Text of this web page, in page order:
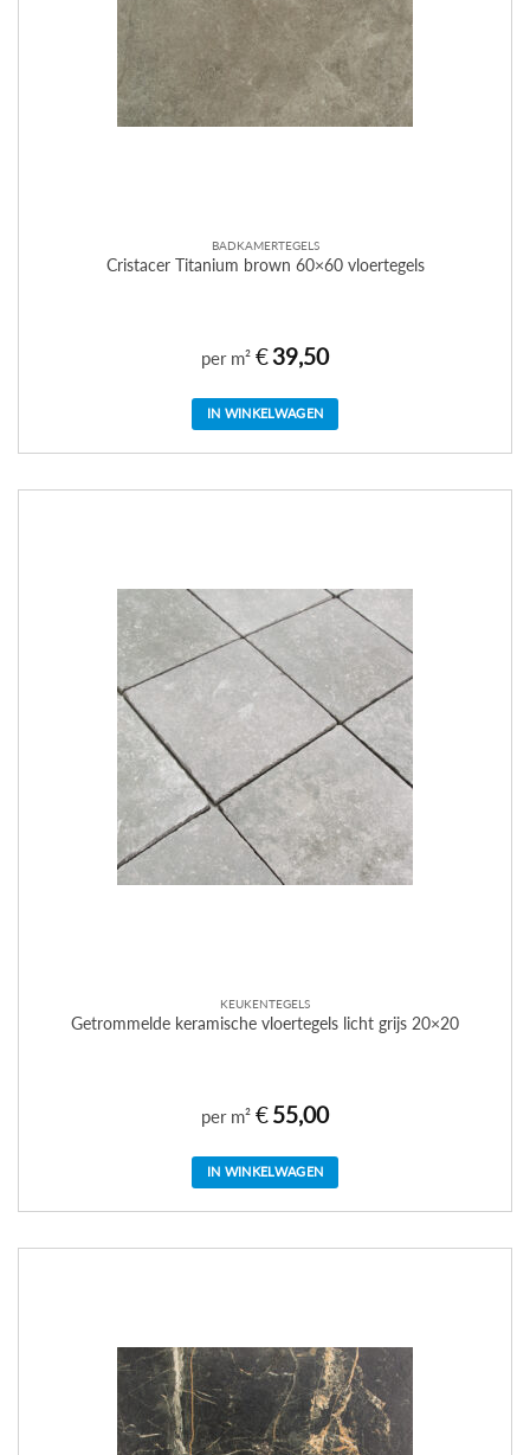
BADKAMERTEGELS
Cristacer Titanium brown 60×60 vloertegels
per m² €39,50
IN WINKELWAGEN
KEUKENTEGELS
Getrommelde keramische vloertegels licht grijs 20×20
per m² €55,00
IN WINKELWAGEN